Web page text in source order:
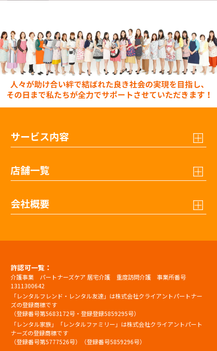
サービス内容
店舗一覧
会社概要
許認可一覧：
介護事業 パートナーズケア 居宅介護 重度訪問介護 事業所番号
1311300642
「レンタルフレンド・レンタル友達」は株式会社クライアントパートナー
ズの登録商標です
（登録番号第5683172号・登録登録5859295号）
「レンタル家族」「レンタルファミリー」は株式会社クライアントパート
ナーズの登録商標です
（登録番号第5777526号）（登録番号5859296号）